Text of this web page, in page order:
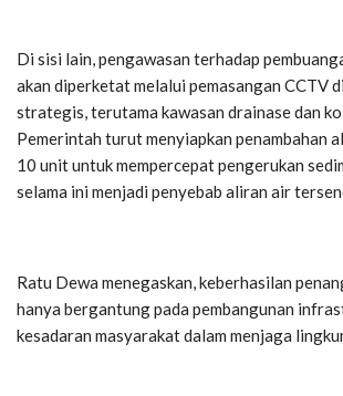
Di sisi lain, pengawasan terhadap
akan diperketat melalui pemasangan CCTV
strategis, terutama kawasan drainase dan
Pemerintah turut menyiapkan penambahan
10 unit untuk mempercepat pengerukan
selama ini menjadi penyebab aliran air
Ratu Dewa menegaskan, keberhasilan
hanya bergantung pada pembangunan
kesadaran masyarakat dalam menjaga